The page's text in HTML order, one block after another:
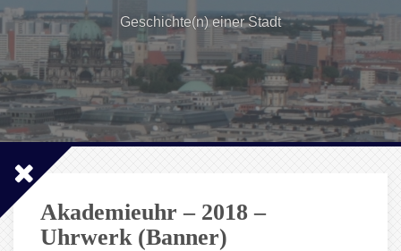
Geschichte(n) einer Stadt
Akademieuhr – 2018 –
Uhrwerk (Banner)